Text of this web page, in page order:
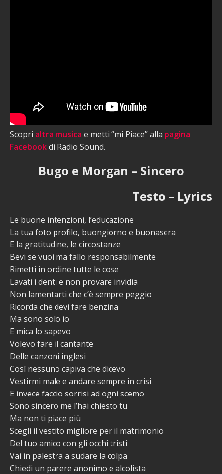
Scopri altra musica e metti “mi Piace” alla pagina
Facebookdi Radio Sound.
Bugo e Morgan – Sincero
Testo – Lyrics
Le buone intenzioni, l’educazione
La tua foto profilo, buongiorno e buonasera
E la gratitudine, le circostanze
Bevi se vuoi ma fallo responsabilmente
Rimetti in ordine tutte le cose
Lavati i denti e non provare invidia
Non lamentarti che c’è sempre peggio
Ricorda che devi fare benzina
Ma sono solo io
E mica lo sapevo
Volevo fare il cantante
Delle canzoni inglesi
Così nessuno capiva che dicevo
Vestirmi male e andare sempre in crisi
E invece faccio sorrisi ad ogni scemo
Sono sincero me l’hai chiesto tu
Ma non ti piace più
Scegli il vestito migliore per il matrimonio
Del tuo amico con gli occhi tristi
Vai in palestra a sudare la colpa
Chiedi un parere anonimo e alcolista